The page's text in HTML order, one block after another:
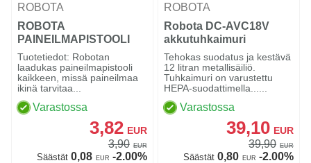
ROBOTA
ROBOTA
PAINEILMAPISTOOLI
Tuotetiedot: Robotan
laadukas paineilmapistooli
kaikkeen, missä paineilmaa
ikinä tarvitaa...
Varastossa
3,82 EUR
3,90 EUR
Säästät0,08 EUR -2.00%
ROBOTA
Robota DC-AVC18V
akkutuhkaimuri
Tehokas suodatus ja kestävä
12 litran metallisäiliö.
Tuhkaimuri on varustettu
HEPA-suodattimella......
Varastossa
39,10 EUR
39,90 EUR
Säästät0,80 EUR -2.00%